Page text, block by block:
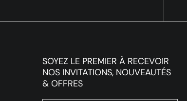
SOYEZ LE PREMIER À RECEVOIR
NOS INVITATIONS, NOUVEAUTÉS
& OFFRES